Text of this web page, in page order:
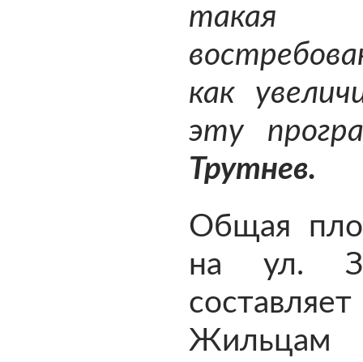
такая
как
эту
Трутнев.
Общая
на ул.
Жильцам